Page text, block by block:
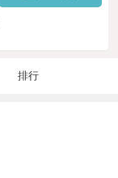
排行